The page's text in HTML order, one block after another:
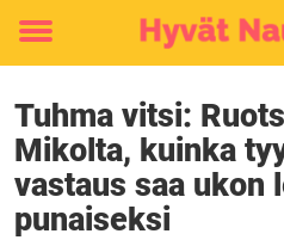
Toggle
Tuhma vitsi:
Mikolta, kuinka
vastaus saa ukon
punaiseksi